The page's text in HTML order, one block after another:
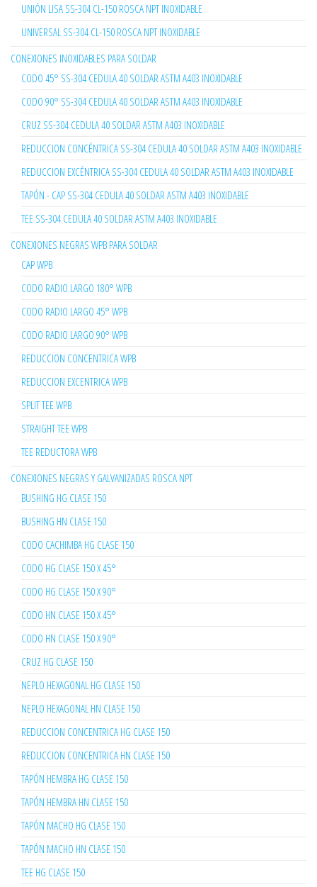
UNIÓN LISA SS-304 CL-150 ROSCA NPT INOXIDABLE
UNIVERSAL SS-304 CL-150 ROSCA NPT INOXIDABLE
CONEXIONES INOXIDABLES PARA SOLDAR
CODO 45° SS-304 CEDULA 40 SOLDAR ASTM A403 INOXIDABLE
CODO 90° SS-304 CEDULA 40 SOLDAR ASTM A403 INOXIDABLE
CRUZ SS-304 CEDULA 40 SOLDAR ASTM A403 INOXIDABLE
REDUCCION CONCÉNTRICA SS-304 CEDULA 40 SOLDAR ASTM A403 INOXIDABLE
REDUCCION EXCÉNTRICA SS-304 CEDULA 40 SOLDAR ASTM A403 INOXIDABLE
TAPÓN - CAP SS-304 CEDULA 40 SOLDAR ASTM A403 INOXIDABLE
TEE SS-304 CEDULA 40 SOLDAR ASTM A403 INOXIDABLE
CONEXIONES NEGRAS WPB PARA SOLDAR
CAP WPB
CODO RADIO LARGO 180° WPB
CODO RADIO LARGO 45° WPB
CODO RADIO LARGO 90° WPB
REDUCCION CONCENTRICA WPB
REDUCCION EXCENTRICA WPB
SPLIT TEE WPB
STRAIGHT TEE WPB
TEE REDUCTORA WPB
CONEXIONES NEGRAS Y GALVANIZADAS ROSCA NPT
BUSHING HG CLASE 150
BUSHING HN CLASE 150
CODO CACHIMBA HG CLASE 150
CODO HG CLASE 150 X 45°
CODO HG CLASE 150 X 90°
CODO HN CLASE 150 X 45°
CODO HN CLASE 150 X 90°
CRUZ HG CLASE 150
NEPLO HEXAGONAL HG CLASE 150
NEPLO HEXAGONAL HN CLASE 150
REDUCCION CONCENTRICA HG CLASE 150
REDUCCION CONCENTRICA HN CLASE 150
TAPÓN HEMBRA HG CLASE 150
TAPÓN HEMBRA HN CLASE 150
TAPÓN MACHO HG CLASE 150
TAPÓN MACHO HN CLASE 150
TEE HG CLASE 150